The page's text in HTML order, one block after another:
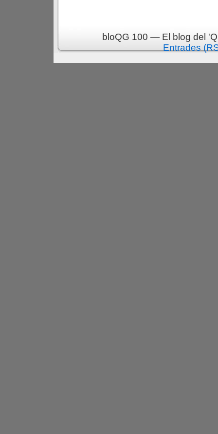
bloQG 100 — El blog del
Entrades